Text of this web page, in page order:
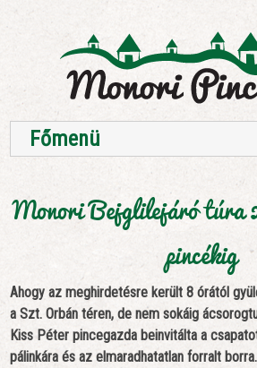
Főmenü
Monori Bejglilejáró túra
pincékig
Ahogy az meghirdetésre került 8 órától
a Szt. Orbán téren, de nem sokáig
Kiss Péter pincegazda beinvitálta a
pálinkára és az elmaradhatatlan forralt borra.